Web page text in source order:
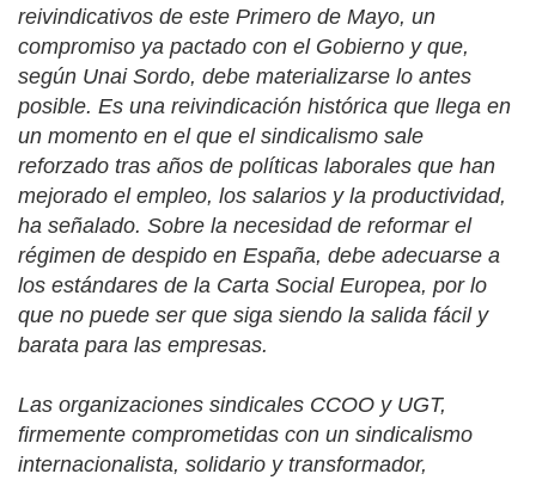
reivindicativos de este Primero de Mayo, un
compromiso ya pactado con el Gobierno y que,
según Unai Sordo, debe materializarse lo antes
posible. Es una reivindicación histórica que llega en
un momento en el que el sindicalismo sale
reforzado tras años de políticas laborales que han
mejorado el empleo, los salarios y la productividad,
ha señalado. Sobre la necesidad de reformar el
régimen de despido en España, debe adecuarse a
los estándares de la Carta Social Europea, por lo
que no puede ser que siga siendo la salida fácil y
barata para las empresas.
Las organizaciones sindicales CCOO y UGT,
firmemente comprometidas con un sindicalismo
internacionalista, solidario y transformador,